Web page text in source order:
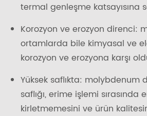
termal genleşme katsayısına
Korozyon ve erozyon direnci:
ortamlarda bile kimyasal ve
korozyon ve erozyona karşı
Yüksek saflıkta: molybdenum
saflığı, erime işlemi sırasında
kirletmemesini ve ürün